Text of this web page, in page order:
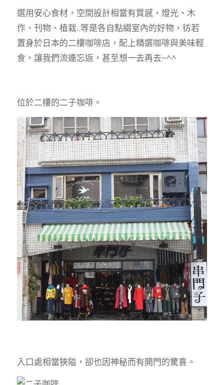
選用安心食材，空間設計相當有質感，燈光、木
作、刊物、植栽..等是各自點綴室內的好物，彷若
置身於日本的二樓咖啡店，配上精選咖啡與美味輕
食，讓我們流連忘返，甚至想一去再去~^^
位於二樓的二子咖啡。
入口處相當狹隘，卻也因神秘而有開門的驚喜。